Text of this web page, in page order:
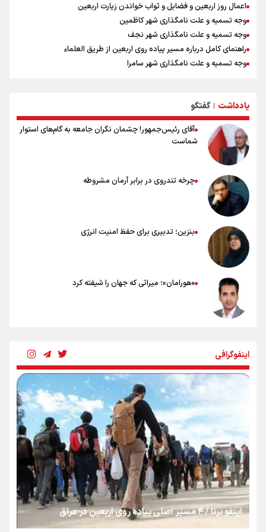
اعمال روز اربعین و فضایل و ثواب خواندن زیارت اربعین
وجه تسمیه و علت نامگذاری شهر کاظمین
وجه تسمیه و علت نامگذاری شهر نجف
راهنمای کامل درباره مسیر پیاده روی اربعین از طریق العلماء
وجه تسمیه و علت نامگذاری شهر سامرا
توصیه هایی مهم برای پیچ خوردگی پا در پیاده روی اربعین
یادداشت | گفتگو
آقای رئیس‌جمهور! چشمان نگران جامعه به گام‌های استوار
شماست
چرخه تندروی در برابر آرمان مشروطه
بنزین؛ تدبیری برای حفظ امنیت انرژی
«هورامان»؛ میراثی که جهان را شیفته کرد
رسانه ملی و حق مردم برای شنیدن صدای رئیس‌جمهوری
روایت ایران از کنار مردم
از طلوع خیابان‌ها تا غروب اشک
اینفوگرافی
اینفو برنا / ۴ مسیر اصلی پیاده روی اربعین در عراق